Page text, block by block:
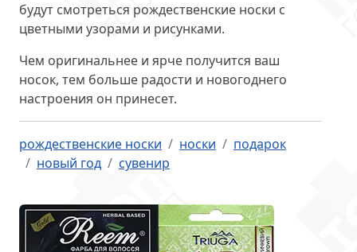
будут смотреться рождественские носки с
цветными узорами и рисунками.
Чем оригинальнее и ярче получится ваш
носок, тем больше радости и новогоднего
настроения он принесет.
рождественские носки носки
подарок
новый год
сувенир